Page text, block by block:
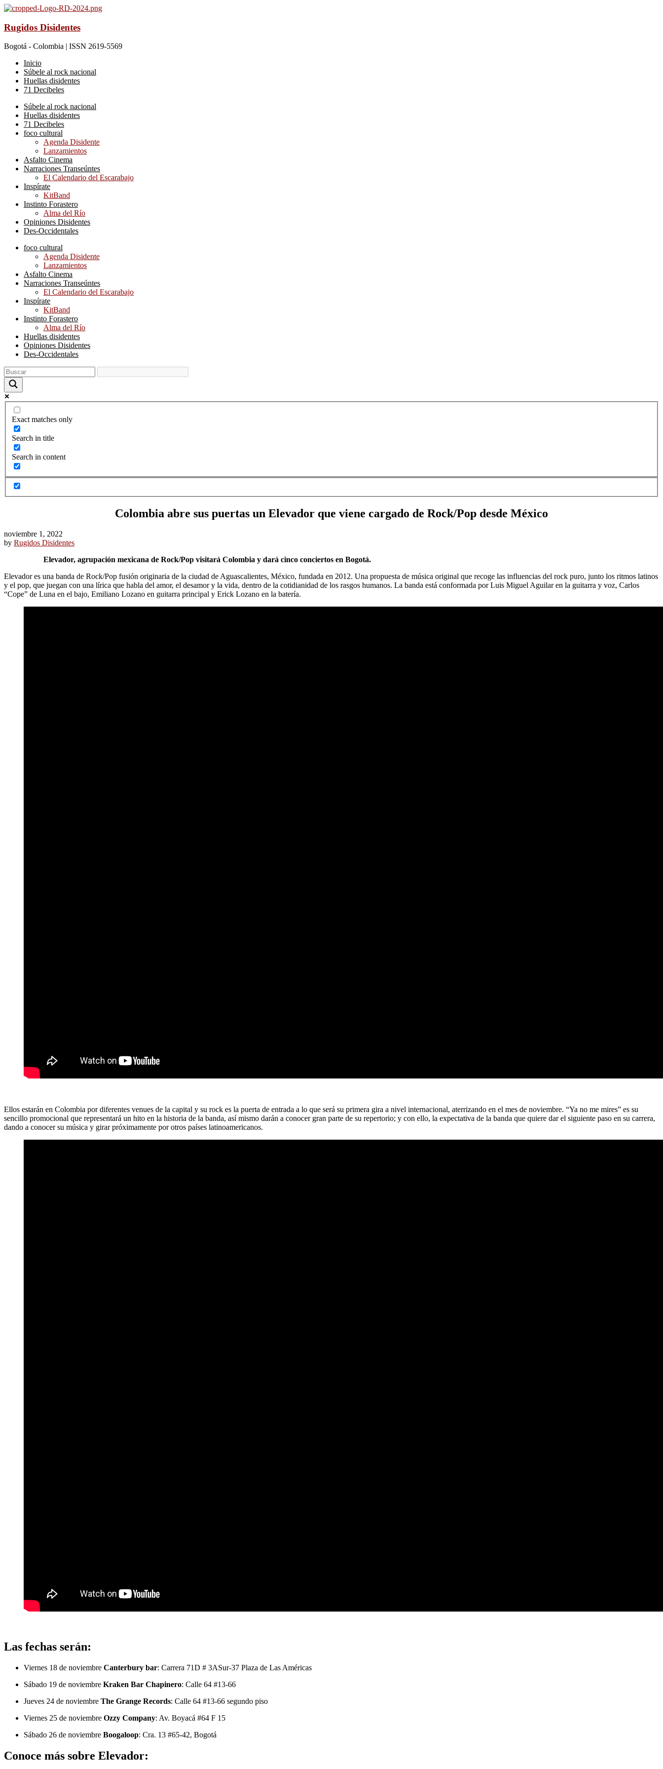
Rugidos Disidentes
Bogotá - Colombia | ISSN 2619-5569
Inicio
Súbele al rock nacional
Huellas disidentes
71 Decibeles
Súbele al rock nacional
Huellas disidentes
71 Decibeles
foco cultural
Agenda Disidente
Lanzamientos
Asfalto Cinema
Narraciones Transeúntes
El Calendario del Escarabajo
Inspírate
KitBand
Instinto Forastero
Alma del Río
Opiniones Disidentes
Des-Occidentales
foco cultural
Agenda Disidente
Lanzamientos
Asfalto Cinema
Narraciones Transeúntes
El Calendario del Escarabajo
Inspírate
KitBand
Instinto Forastero
Alma del Río
Huellas disidentes
Opiniones Disidentes
Des-Occidentales
Exact matches only
Search in title
Search in content
Colombia abre sus puertas un Elevador que viene cargado de Rock/Pop desde México
noviembre 1, 2022
by Rugidos Disidentes
Elevador, agrupación mexicana de Rock/Pop visitará Colombia y dará cinco conciertos en Bogotá.
Elevador es una banda de Rock/Pop fusión originaria de la ciudad de Aguascalientes, México, fundada en 2012. Una propuesta de música original que recoge las influencias del rock puro, junto los ritmos latinos
y el pop, que juegan con una lírica que habla del amor, el desamor y la vida, dentro de la cotidianidad de los rasgos humanos. La banda está conformada por Luis Miguel Aguilar en la guitarra y voz, Carlos
“Cope” de Luna en el bajo, Emiliano Lozano en guitarra principal y Erick Lozano en la batería.
Ellos estarán en Colombia por diferentes venues de la capital y su rock es la puerta de entrada a lo que será su primera gira a nivel internacional, aterrizando en el mes de noviembre. “Ya no me mires” es su
sencillo promocional que representará un hito en la historia de la banda, así mismo darán a conocer gran parte de su repertorio; y con ello, la expectativa de la banda que quiere dar el siguiente paso en su carrera,
dando a conocer su música y girar próximamente por otros países latinoamericanos.
Las fechas serán:
Viernes 18 de noviembre Canterbury bar: Carrera 71D # 3ASur-37 Plaza de Las Américas
Sábado 19 de noviembre Kraken Bar Chapinero: Calle 64 #13-66
Jueves 24 de noviembre The Grange Records: Calle 64 #13-66 segundo piso
Viernes 25 de noviembre Ozzy Company: Av. Boyacá #64 F 15
Sábado 26 de noviembre Boogaloop: Cra. 13 #65-42, Bogotá
Conoce más sobre Elevador: